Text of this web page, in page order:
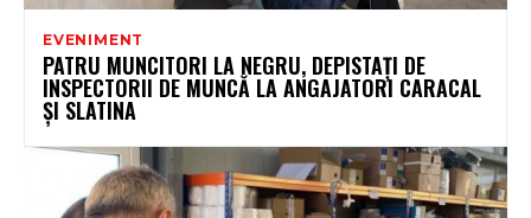
EVENIMENT
PATRU MUNCITORI LA NEGRU, DEPISTAȚI DE
INSPECTORII DE MUNCĂ LA ANGAJATORI CARACAL
ȘI SLATINA